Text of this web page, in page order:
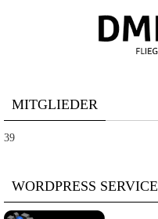
MITGLIEDER
39
WORDPRESS SERVICE